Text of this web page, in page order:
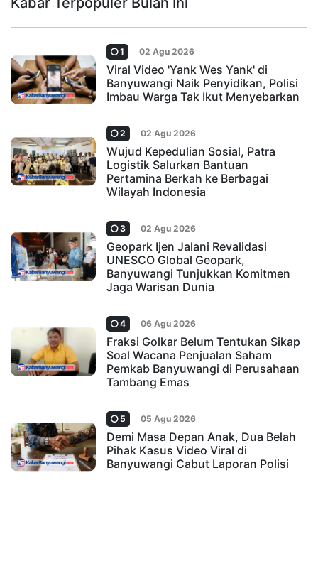
1 02 Agu 2026
Viral Video 'Yank Wes Yank' di
Banyuwangi Naik Penyidikan, Polisi
Imbau Warga Tak Ikut Menyebarkan
2 02 Agu 2026
Wujud Kepedulian Sosial, Patra
Logistik Salurkan Bantuan
Pertamina Berkah ke Berbagai
Wilayah Indonesia
3 02 Agu 2026
Geopark Ijen Jalani Revalidasi
UNESCO Global Geopark,
Banyuwangi Tunjukkan Komitmen
Jaga Warisan Dunia
4 06 Agu 2026
Fraksi Golkar Belum Tentukan Sikap
Soal Wacana Penjualan Saham
Pemkab Banyuwangi di Perusahaan
Tambang Emas
5 05 Agu 2026
Demi Masa Depan Anak, Dua Belah
Pihak Kasus Video Viral di
Banyuwangi Cabut Laporan Polisi